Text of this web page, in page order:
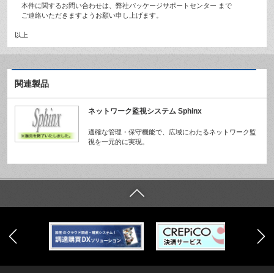
本件に関するお問い合わせは、弊社パッケージサポートセンター まで
ご連絡いただきますようお願い申し上げます。
以上
関連製品
ネットワーク監視システム Sphinx
適確な管理・保守機能で、広域にわたるネットワーク監
視を一元的に実現。